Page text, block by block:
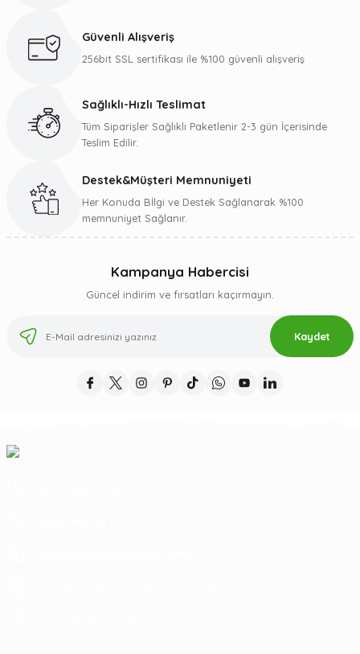
Ürün bilgilerinde hatalar bulunuyor.
Gönder
Güvenli Alışveriş
256bit SSL sertifikası ile %100 güvenli alışveriş
Sağlıklı-Hızlı Teslimat
Tüm Siparişler Sağlıklı Paketlenir 2-3 gün İçerisinde
Teslim Edilir.
Destek&Müşteri Memnuniyeti
Her Konuda Bİlgi ve Destek Sağlanarak %100
memnuniyet Sağlanır.
Kampanya Habercisi
Güncel indirim ve fırsatları kaçırmayın.
Kaydet